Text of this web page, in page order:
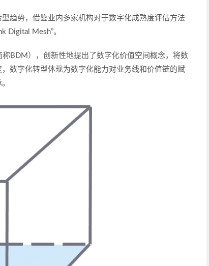
趋势，借鉴业内多家机构对于数字化成熟度评估方法
Digital Mesh”。
BDM），创新性地提出了数字化价值空间概念，将数
数字化转型体现为数字化能力对业务线和价值链的赋